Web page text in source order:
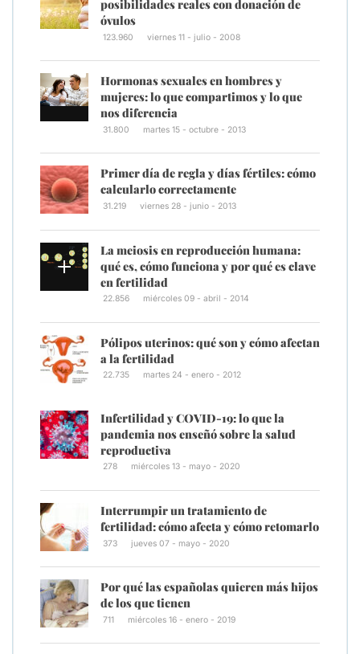
posibilidades reales con donación de
óvulos
123.960 viernes 11 - julio - 2008
Hormonas sexuales en hombres y
mujeres: lo que compartimos y lo que
nos diferencia
31.800 martes 15 - octubre - 2013
Primer día de regla y días fértiles: cómo
calcularlo correctamente
31.219 viernes 28 - junio - 2013
La meiosis en reproducción humana:
qué es, cómo funciona y por qué es clave
en fertilidad
22.856 miércoles 09 - abril - 2014
Pólipos uterinos: qué son y cómo afectan
a la fertilidad
22.735 martes 24 - enero - 2012
Infertilidad y COVID-19: lo que la
pandemia nos enseñó sobre la salud
reproductiva
278 miércoles 13 - mayo - 2020
Interrumpir un tratamiento de
fertilidad: cómo afecta y cómo retomarlo
373 jueves 07 - mayo - 2020
Por qué las españolas quieren más hijos
de los que tienen
711 miércoles 16 - enero - 2019